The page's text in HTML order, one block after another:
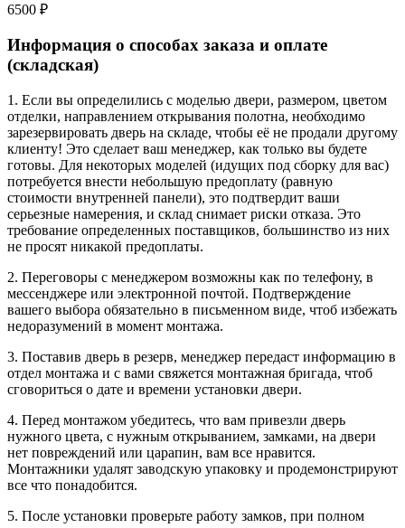
6500 ₽
Информация о способах заказа и оплате
(складская)
1. Если вы определились с моделью двери, размером, цветом
отделки, направлением открывания полотна, необходимо
зарезервировать дверь на складе, чтобы её не продали другому
клиенту! Это сделает ваш менеджер, как только вы будете
готовы. Для некоторых моделей (идущих под сборку для вас)
потребуется внести небольшую предоплату (равную
стоимости внутренней панели), это подтвердит ваши
серьезные намерения, и склад снимает риски отказа. Это
требование определенных поставщиков, большинство из них
не просят никакой предоплаты.
2. Переговоры с менеджером возможны как по телефону, в
мессенджере или электронной почтой. Подтверждение
вашего выбора обязательно в письменном виде, чтоб избежать
недоразумений в момент монтажа.
3. Поставив дверь в резерв, менеджер передаст информацию в
отдел монтажа и с вами свяжется монтажная бригада, чтоб
сговориться о дате и времени установки двери.
4. Перед монтажом убедитесь, что вам привезли дверь
нужного цвета, с нужным открыванием, замками, на двери
нет повреждений или царапин, вам все нравится.
Монтажники удалят заводскую упаковку и продемонстрируют
все что понадобится.
5. После установки проверьте работу замков, при полном